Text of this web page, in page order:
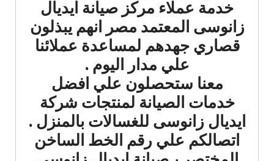
خدمة عملاء مركز صيانة ايديال
زانوسى المعتمد مصر انهم يبذلون
قصاري جهدهم لمساعدة عملائنا
علي مدار اليوم .
معنا ستحصلون علي افضل
خدمات الصيانة لمنتجات شركة
ايديال زانوسى للغسالات بالمنزل .
اتصالكم علي رقم الخط الساخن